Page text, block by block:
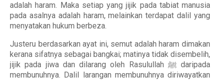
adalah haram. Maka setiap yang jijik pada tabiat manusia
pada asalnya adalah haram, melainkan terdapat dalil yang
menyatakan hukum berbeza.
Justeru berdasarkan ayat ini, semut adalah haram dimakan
kerana sifatnya sebagai bangkai; matinya tidak disembelih,
jijik pada jiwa dan dilarang oleh Rasulullah ﷺ daripada
membunuhnya. Dalil larangan membunuhnya diriwayatkan